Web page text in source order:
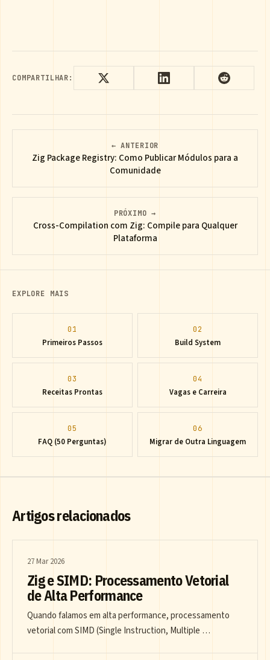
COMPARTILHAR:
← ANTERIOR
Zig Package Registry: Como Publicar Módulos para a
Comunidade
PRÓXIMO →
Cross-Compilation com Zig: Compile para Qualquer
Plataforma
EXPLORE MAIS
01
Primeiros Passos
02
Build System
03
Receitas Prontas
04
Vagas e Carreira
05
FAQ (50 Perguntas)
06
Migrar de Outra Linguagem
Artigos relacionados
27 Mar 2026
Zig e SIMD: Processamento Vetorial
de Alta Performance
Quando falamos em alta performance, processamento
vetorial com SIMD (Single Instruction, Multiple …